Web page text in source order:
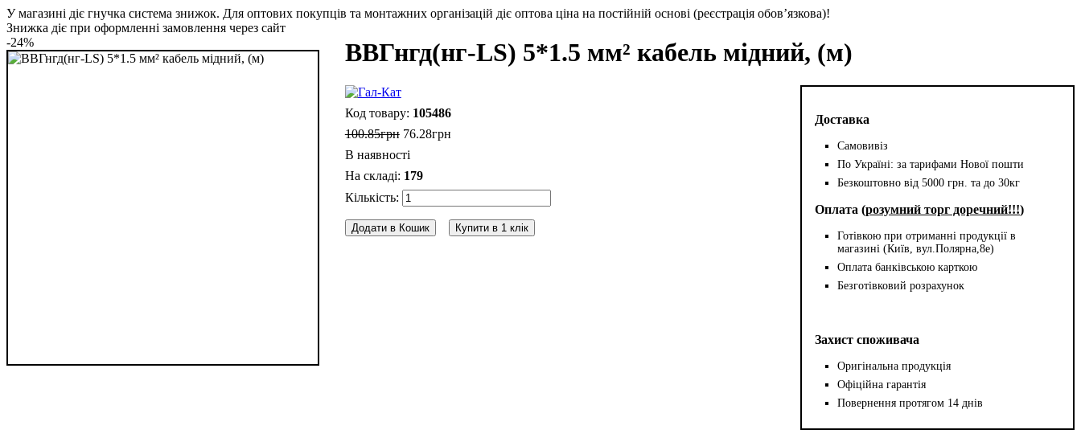
У магазині діє гнучка система знижок. Для оптових покупців та монтажних організацій діє оптова ціна на постійній основі (реєстрація обов’язкова)!
Знижка діє при оформленні замовлення через сайт
-24%
ВВГнгд(нг-LS) 5*1.5 мм² кабель мідний, (м)
Доставка
Самовивіз
По Україні: за тарифами Нової пошти
Безкоштовно від 5000 грн. та до 30кг
Оплата (розумний торг доречний!!!)
Готівкою при отриманні продукції в
магазині (Київ, вул.Полярна,8е)
Оплата банківською карткою
Безготівковий розрахунок
Захист споживача
Оригінальна продукція
Офіційна гарантія
Повернення протягом 14 днів
105486
100.85грн 76.28грн
В наявності
179
Додати в Кошик Купити в 1 клік